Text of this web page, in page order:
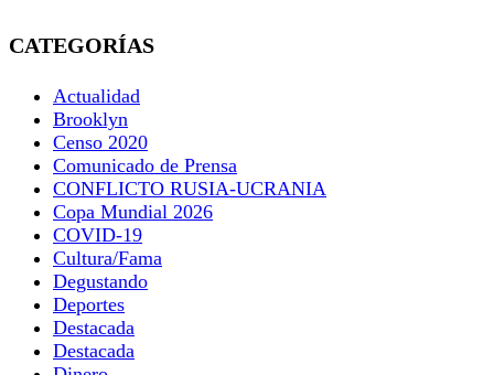
CATEGORÍAS
Actualidad
Brooklyn
Censo 2020
Comunicado de Prensa
CONFLICTO RUSIA-UCRANIA
Copa Mundial 2026
COVID-19
Cultura/Fama
Degustando
Deportes
Destacada
Destacada